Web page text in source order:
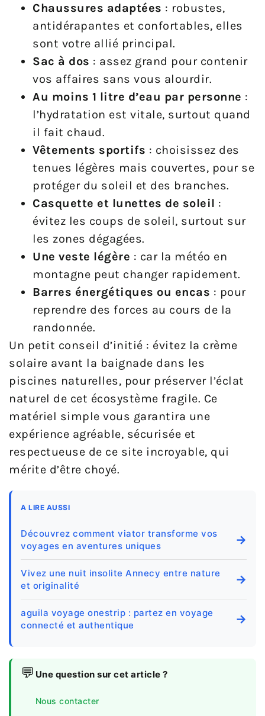
Chaussures adaptées : robustes,
antidérapantes et confortables, elles
sont votre allié principal.
Sac à dos : assez grand pour contenir
vos affaires sans vous alourdir.
Au moins 1 litre d’eau par personne :
l’hydratation est vitale, surtout quand
il fait chaud.
Vêtements sportifs : choisissez des
tenues légères mais couvertes, pour se
protéger du soleil et des branches.
Casquette et lunettes de soleil :
évitez les coups de soleil, surtout sur
les zones dégagées.
Une veste légère : car la météo en
montagne peut changer rapidement.
Barres énergétiques ou encas : pour
reprendre des forces au cours de la
randonnée.
Un petit conseil d’initié : évitez la crème
solaire avant la baignade dans les
piscines naturelles, pour préserver l’éclat
naturel de cet écosystème fragile. Ce
matériel simple vous garantira une
expérience agréable, sécurisée et
respectueuse de ce site incroyable, qui
mérite d’être choyé.
A LIRE AUSSI
Découvrez comment viator transforme vos
voyages en aventures uniques
→
Vivez une nuit insolite Annecy entre nature
et originalité
→
aguila voyage onestrip : partez en voyage
connecté et authentique
→
💬 Une question sur cet article ?
Nous contacter